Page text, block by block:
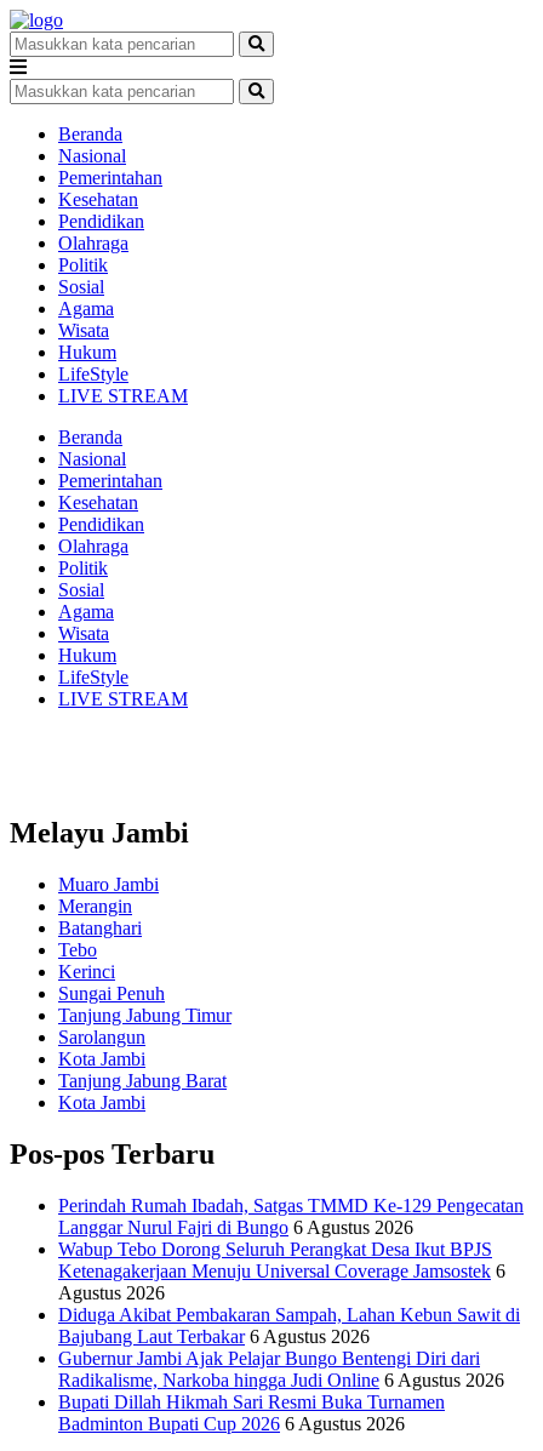
Beranda
Nasional
Pemerintahan
Kesehatan
Pendidikan
Olahraga
Politik
Sosial
Agama
Wisata
Hukum
LifeStyle
LIVE STREAM
Beranda
Nasional
Pemerintahan
Kesehatan
Pendidikan
Olahraga
Politik
Sosial
Agama
Wisata
Hukum
LifeStyle
LIVE STREAM
Melayu Jambi
Muaro Jambi
Merangin
Batanghari
Tebo
Kerinci
Sungai Penuh
Tanjung Jabung Timur
Sarolangun
Kota Jambi
Tanjung Jabung Barat
Kota Jambi
Pos-pos Terbaru
Perindah Rumah Ibadah, Satgas TMMD Ke-129 Pengecatan
Langgar Nurul Fajri di Bungo 6 Agustus 2026
Wabup Tebo Dorong Seluruh Perangkat Desa Ikut BPJS
Ketenagakerjaan Menuju Universal Coverage Jamsostek 6
Agustus 2026
Diduga Akibat Pembakaran Sampah, Lahan Kebun Sawit di
Bajubang Laut Terbakar 6 Agustus 2026
Gubernur Jambi Ajak Pelajar Bungo Bentengi Diri dari
Radikalisme, Narkoba hingga Judi Online 6 Agustus 2026
Bupati Dillah Hikmah Sari Resmi Buka Turnamen
Badminton Bupati Cup 2026 6 Agustus 2026